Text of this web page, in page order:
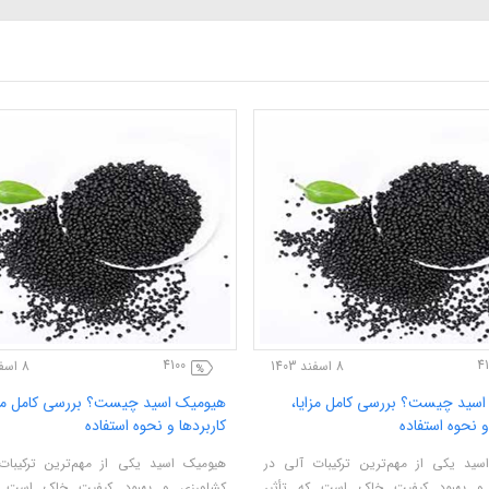
4100 8 اسفند 1403
هیومیک اسید چیست؟ بررسی کامل
کاربردها و نحوه استفاده
هیومیک اسید یکی از مهم‌ترین
8 اسفند 1403
چیست؟ بررسی کامل مزایا،
نحوه استفاده
یکی از مهم‌ترین ترکیبات آلی در